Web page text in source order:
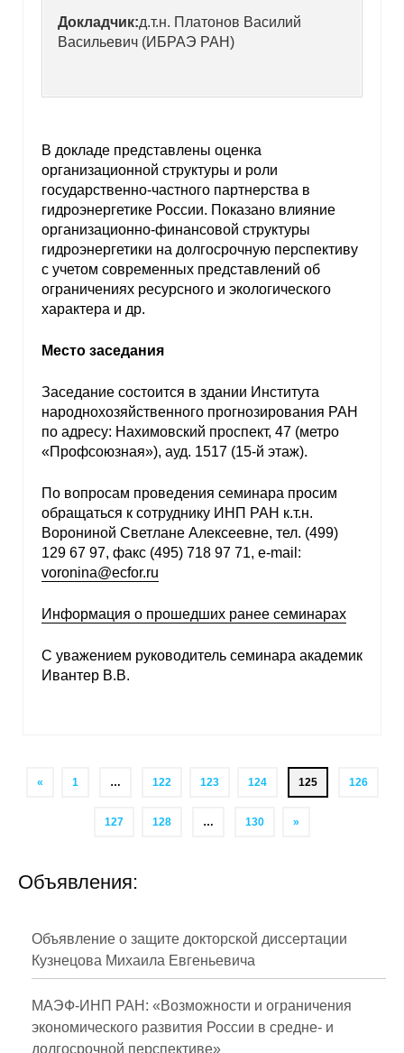
Докладчик:д.т.н. Платонов Василий
Васильевич (ИБРАЭ РАН)
В докладе представлены оценка
организационной структуры и роли
государственно-частного партнерства в
гидроэнергетике России. Показано влияние
организационно-финансовой структуры
гидроэнергетики на долгосрочную перспективу
с учетом современных представлений об
ограничениях ресурсного и экологического
характера и др.
Место заседания
Заседание состоится в здании Института
народнохозяйственного прогнозирования РАН
по адресу: Нахимовский проспект, 47 (метро
«Профсоюзная»), ауд. 1517 (15-й этаж).
По вопросам проведения семинара просим
обращаться к сотруднику ИНП РАН к.т.н.
Ворониной Светлане Алексеевне, тел. (499)
129 67 97, факс (495) 718 97 71, e-mail:
voronina@ecfor.ru
Информация о прошедших ранее семинарах
С уважением руководитель семинара академик
Ивантер В.В.
« 1 … 122 123 124 125 126
127 128 … 130 »
Объявления:
Объявление о защите докторской диссертации
Кузнецова Михаила Евгеньевича
МАЭФ-ИНП РАН: «Возможности и ограничения
экономического развития России в средне- и
долгосрочной перспективе»